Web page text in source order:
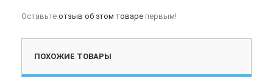
Оставьте отзыв об этом товаре первым!
ПОХОЖИЕ ТОВАРЫ